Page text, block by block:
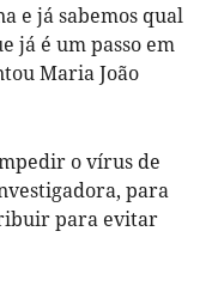
e já sabemos qual
já é um passo em
Maria João
o vírus de
para
para evitar